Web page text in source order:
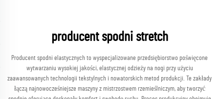
producent spodni stretch
Producent spodni elastycznych to wyspecjalizowane przedsiębiorstwo poświęcone
wytwarzaniu wysokiej jakości, elastycznej odzieży na nogi przy użyciu
zaawansowanych technologii tekstylnych i nowatorskich metod produkcji. Te zakłady
łączą najnowocześniejsze maszyny z mistrzostwem rzemieślniczym, aby tworzyć